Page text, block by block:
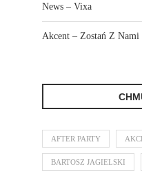
News – Vixa
Akcent – Zostań Z
AFTER PARTY
BARTOSZ JAGIELSKI